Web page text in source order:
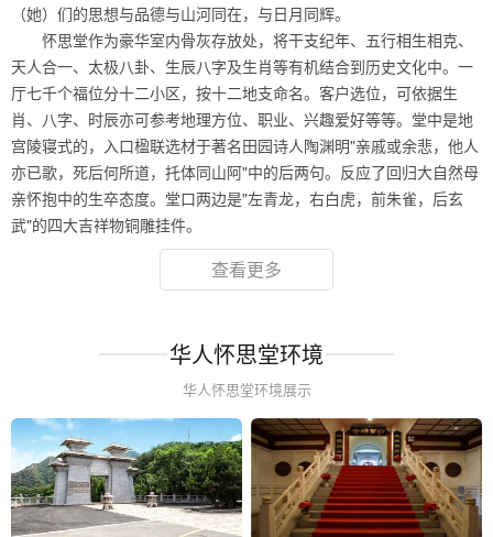
（她）们的思想与品德与山河同在，与日月同辉。
怀思堂作为豪华室内骨灰存放处，将干支纪年、五行相生相克、
天人合一、太极八卦、生辰八字及生肖等有机结合到历史文化中。一
厅七千个福位分十二小区，按十二地支命名。客户选位，可依据生
肖、八字、时辰亦可参考地理方位、职业、兴趣爱好等等。堂中是地
宫陵寝式的，入口楹联选材于著名田园诗人陶渊明"亲戚或余悲，他人
亦已歌，死后何所道，托体同山阿"中的后两句。反应了回归大自然母
亲怀抱中的生卒态度。堂口两边是"左青龙，右白虎，前朱雀，后玄
武"的四大吉祥物铜雕挂件。
查看更多
华人怀思堂环境
华人怀思堂环境展示